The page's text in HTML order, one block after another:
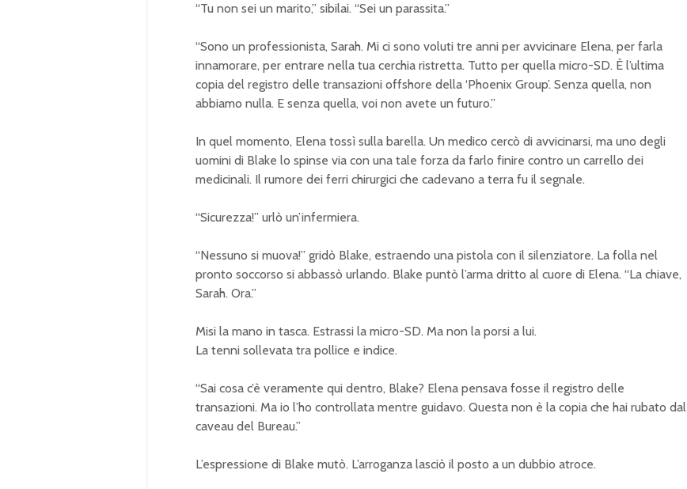
“Tu non sei un marito,” sibilai. “Sei un parassita.”
“Sono un professionista, Sarah. Mi ci sono voluti tre anni per avvicinare Elena, per farla
innamorare, per entrare nella tua cerchia ristretta. Tutto per quella micro-SD. È l’ultima
copia del registro delle transazioni offshore della ‘Phoenix Group’. Senza quella, non
abbiamo nulla. E senza quella, voi non avete un futuro.”
In quel momento, Elena tossì sulla barella. Un medico cercò di avvicinarsi, ma uno degli
uomini di Blake lo spinse via con una tale forza da farlo finire contro un carrello dei
medicinali. Il rumore dei ferri chirurgici che cadevano a terra fu il segnale.
“Sicurezza!” urlò un’infermiera.
“Nessuno si muova!” gridò Blake, estraendo una pistola con il silenziatore. La folla nel
pronto soccorso si abbassò urlando. Blake puntò l’arma dritto al cuore di Elena. “La chiave,
Sarah. Ora.”
Misi la mano in tasca. Estrassi la micro-SD. Ma non la porsi a lui.
La tenni sollevata tra pollice e indice.
“Sai cosa c’è veramente qui dentro, Blake? Elena pensava fosse il registro delle
transazioni. Ma io l’ho controllata mentre guidavo. Questa non è la copia che hai rubato dal
caveau del Bureau.”
L’espressione di Blake mutò. L’arroganza lasciò il posto a un dubbio atroce.